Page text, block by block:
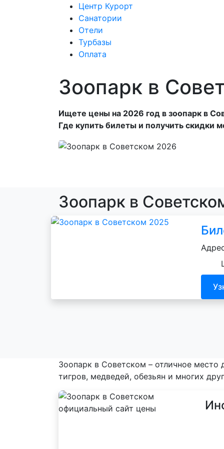
Центр Курорт
Санатории
Отели
Турбазы
Оплата
Зоопарк в
Ищете цены на 2026 год в зоопарк в
Где купить билеты и получить скидки
Зоопарк в
Зоопарк в Советском – отличное
тигров, медведей, обезьян и многих